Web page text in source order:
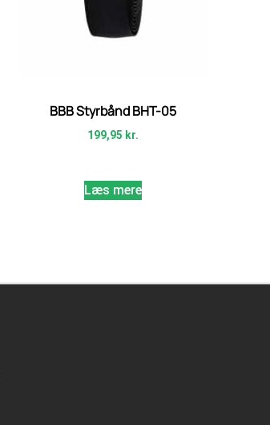
BBB Styrbånd BHT-05
199,95 kr.
Læs mere